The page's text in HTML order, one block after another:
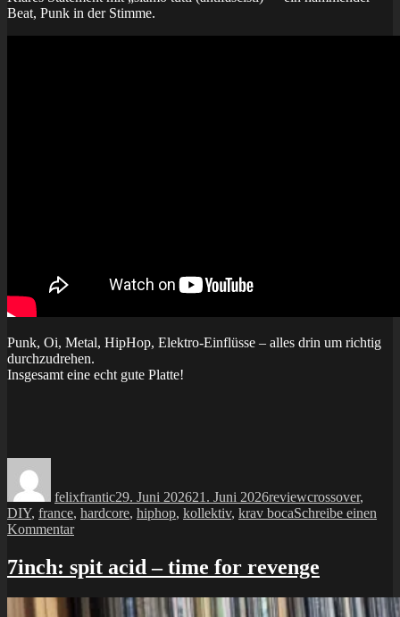
Beat, Punk in der Stimme.
Punk, Oi, Metal, HipHop, Elektro-Einflüsse – alles drin um richtig
durchzudrehen.
Insgesamt eine echt gute Platte!
felixfrantic29. Juni 202621. Juni 2026reviewcrossover,
DIY, france, hardcore, hiphop, kollektiv, krav bocaSchreibe einen
Kommentarzu
krav
boca
7inch: spit acid – time for revenge